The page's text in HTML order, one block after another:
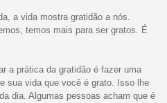
a vida mostra gratidão a nós.
temos mais para ser gratos. É
a prática da gratidão é fazer uma
sua vida que você é grato. Isso lhe
dia. Algumas pessoas acham que é